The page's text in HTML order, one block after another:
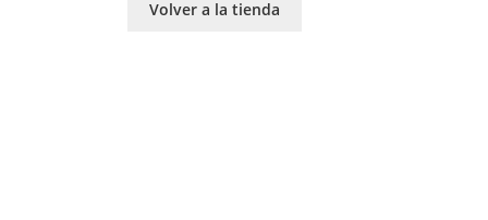
Volver a la tienda